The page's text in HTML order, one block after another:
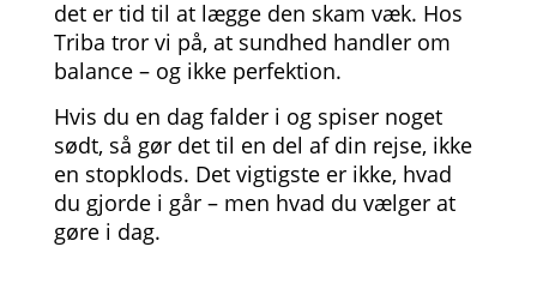
det er tid til at lægge den skam væk. Hos
Triba tror vi på, at sundhed handler om
balance – og ikke perfektion.
Hvis du en dag falder i og spiser noget
sødt, så gør det til en del af din rejse, ikke
en stopklods. Det vigtigste er ikke, hvad
du gjorde i går – men hvad du vælger at
gøre i dag.